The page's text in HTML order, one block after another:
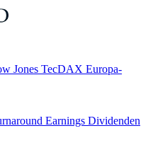
Jones TecDAX Europa-
Earnings Dividenden